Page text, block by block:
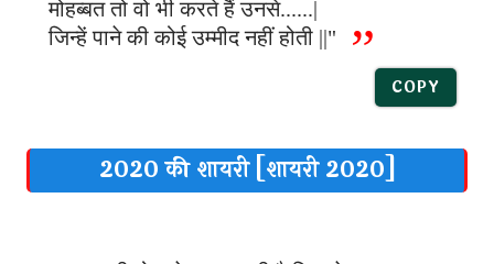
मोहब्बत तो वो भी करते हैं उनसे......|
जिन्हें पाने की कोई उम्मीद नहीं होती ||"
COPY
2020 की शायरी [शायरी 2020]